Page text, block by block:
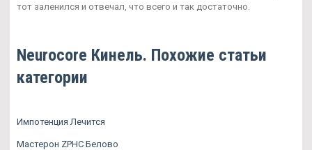
тот заленился и отвечал, что всего и так достаточно.
Neurocore Кинель. Похожие статьи
категории
Импотенция Лечится
Мастерон ZPHC Белово